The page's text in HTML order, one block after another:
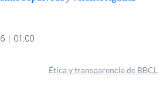
| 01:00
Ética y transparencia de BBCL